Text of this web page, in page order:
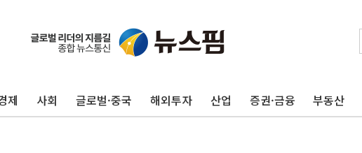
제 사회 글로벌·중국 해외투자 산업 증권·금융 부동산
뉴욕증시, 유가·금리 부담에 하락…다우 5거래일 랠리
[민주 당권주자 일정] 송영길·정청래·김민석 후보 - 8
李대통령, 오늘 부동산 정책 점검 2차 회의…주택 공급